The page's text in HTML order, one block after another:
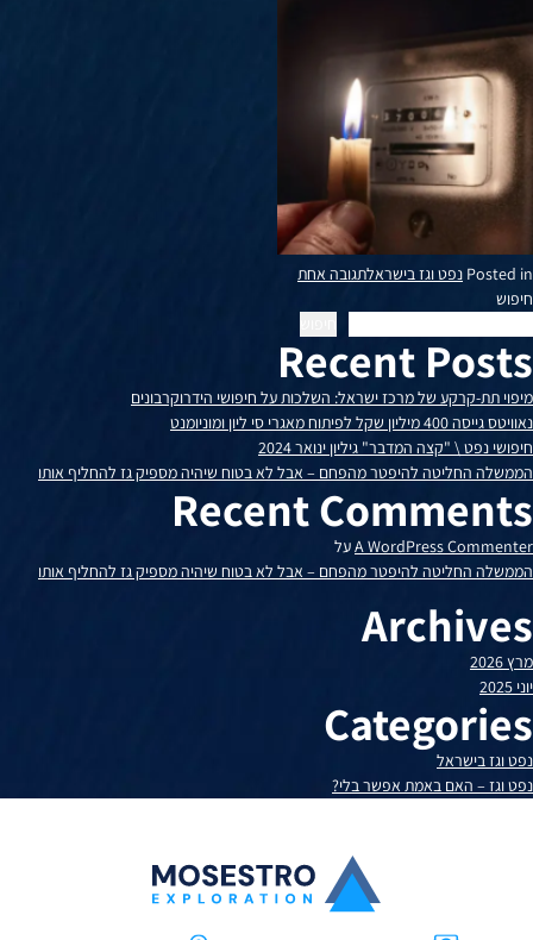
Posted in נפט וגז בישראלתגובה אחת
להיפטר
מהפחם
–
אבל
לא
בטוח
שיהיה
מספיק
להחליף
חיפוש
Recent Posts
מיפוי תת-קרקע של מרכז ישראל: השלכות על חיפושי הידרוקרבונים
נאוויטס גייסה 400 מיליון שקל לפיתוח מאגרי סי ליון ומוניומנט
חיפושי נפט \ "קצה המדבר" גיליון ינואר 2024
הממשלה החליטה להיפטר מהפחם – אבל לא בטוח שיהיה מספיק גז להחליף אותו
Recent Comments
A WordPress Commenterעל
הממשלה החליטה להיפטר מהפחם – אבל לא בטוח שיהיה מספיק גז להחליף אותו
Archives
מרץ 2026
יוני 2025
Categories
נפט וגז בישראל
נפט וגז – האם באמת אפשר בלי?